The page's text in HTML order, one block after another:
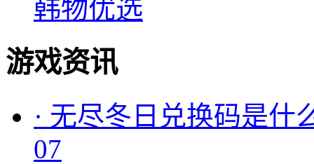
韩物优选
游戏资讯
· 无尽冬日兑换码是什
07